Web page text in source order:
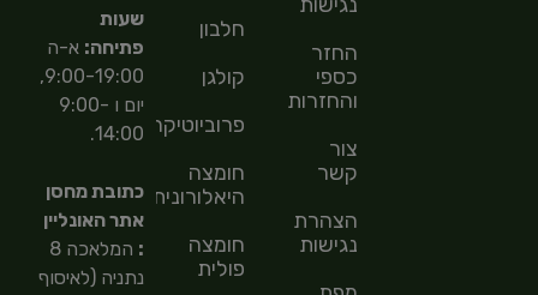
החזר
כספי
והחזרות
צור
קשר
הצהרת
נגישות
חלבון
קולגן
פרוביוטיקה
חומצה
היאלורונית
חומצה
פולית
שעות
פתיחה: א-ה
9:00-19:00,
יום ו 9:00-
14:00.
כתובת מחסן
אתר האונליין
:
המלאכה 8
נתניה (לאיסוף